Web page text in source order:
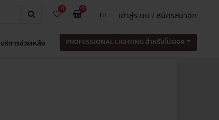
0 0
TH เข้าสู่ระบบ / สมัครสมาชิก
บริการช่วยเหลือ PROFESSIONAL LIGHTING สำหรับโปรเจค